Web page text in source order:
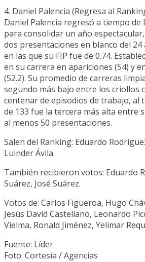
4. Daniel Palencia (Regresa al
Daniel Palencia regresó a tiempo de
para consolidar un año
dos presentaciones en blanco del
en las que su FIP fue de 0.74.
en su carrera en apariciones (54) y
(52.2). Su promedio de carreras
segundo más bajo entre los criollos
centenar de episodios de trabajo, al
de 133 fue la tercera más alta entre
al menos 50 presentaciones.
Salen del Ranking: Eduardo
Luinder Ávila.
También recibieron votos: Eduardo
Suárez, José Suárez.
Votos de: Carlos Figueroa, Hugo
Jesús David Castellano, Leonardo
Vielma, Ronald Jiménez, Yelimar
Fuente: Líder
Foto: Cortesía / Agencias